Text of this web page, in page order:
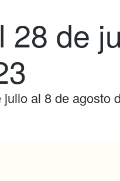
28 de
al 8 de agosto